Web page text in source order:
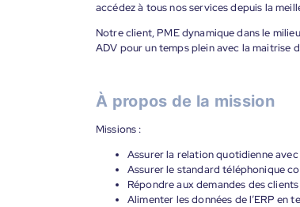
accédez à tous nos services depuis la
Notre client, PME dynamique dans le
ADV pour un temps plein avec la maitrise
À propos de la mission
Missions :
Assurer la relation quotidienne
Assurer le standard téléphonique
Répondre aux demandes des
Alimenter les données de l’ERP en